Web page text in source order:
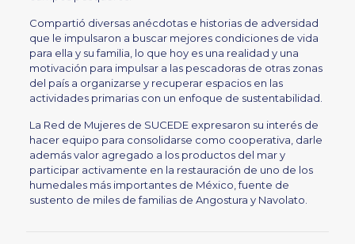
Compartió diversas anécdotas e historias de adversidad
que le impulsaron a buscar mejores condiciones de vida
para ella y su familia, lo que hoy es una realidad y una
motivación para impulsar a las pescadoras de otras zonas
del país a organizarse y recuperar espacios en las
actividades primarias con un enfoque de sustentabilidad.
La Red de Mujeres de SUCEDE expresaron su interés de
hacer equipo para consolidarse como cooperativa, darle
además valor agregado a los productos del mar y
participar activamente en la restauración de uno de los
humedales más importantes de México, fuente de
sustento de miles de familias de Angostura y Navolato.